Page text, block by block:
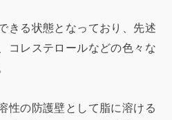
きる状態となっており、先述
コレステロールなどの色々な
性の防護壁として脂に溶ける